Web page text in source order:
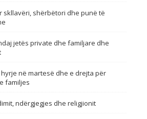
skllavëri, shërbëtori dhe punë të
jetës private dhe familjare dhe
në martesë dhe e drejta për
familjes
ndërgjegjes dhe religjionit